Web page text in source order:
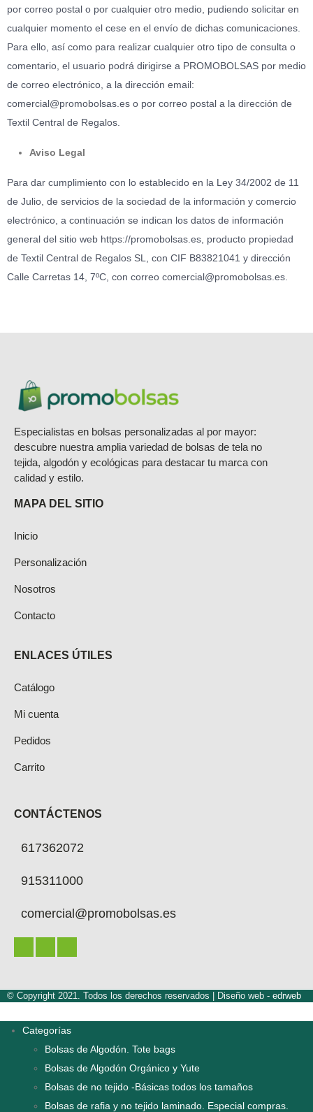
por correo postal o por cualquier otro medio, pudiendo solicitar en
cualquier momento el cese en el envío de dichas comunicaciones.
Para ello, así como para realizar cualquier otro tipo de consulta o
comentario, el usuario podrá dirigirse a PROMOBOLSAS por medio
de correo electrónico, a la dirección email:
comercial@promobolsas.es o por correo postal a la dirección de
Textil Central de Regalos.
Aviso Legal
Para dar cumplimiento con lo establecido en la Ley 34/2002 de 11
de Julio, de servicios de la sociedad de la información y comercio
electrónico, a continuación se indican los datos de información
general del sitio web https://promobolsas.es, producto propiedad
de Textil Central de Regalos SL, con CIF B83821041 y dirección
Calle Carretas 14, 7ºC, con correo comercial@promobolsas.es.
Especialistas en bolsas personalizadas al por mayor:
descubre nuestra amplia variedad de bolsas de tela no
tejida, algodón y ecológicas para destacar tu marca con
calidad y estilo.
MAPA DEL SITIO
Inicio
Personalización
Nosotros
Contacto
ENLACES ÚTILES
Catálogo
Mi cuenta
Pedidos
Carrito
CONTÁCTENOS
617362072
915311000
comercial@promobolsas.es
© Copyright 2021. Todos los derechos reservados | Diseño web - edrweb
Categorías
Bolsas de Algodón. Tote bags
Bolsas de Algodón Orgánico y Yute
Bolsas de no tejido -Básicas todos los tamaños
Bolsas de rafia y no tejido laminado. Especial compras.